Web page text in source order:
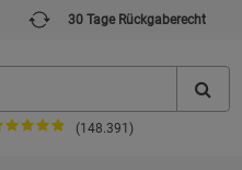
30 Tage Rückgaberecht
(148.391)